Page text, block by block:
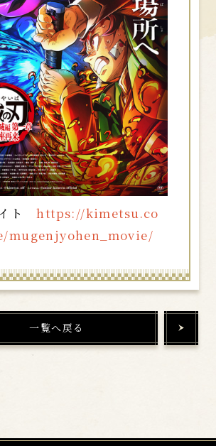
イトhttps://kimetsu.co
mugenjyohen_movie/
一覧へ戻る